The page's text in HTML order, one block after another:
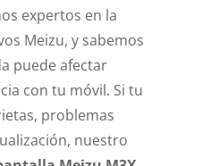
expertos en la
Meizu, y sabemos
puede afectar
con tu móvil. Si tu
problemas
nuestro